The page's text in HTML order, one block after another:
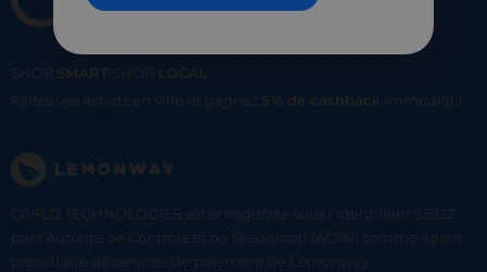
SHOP SMART SHOP
LOCAL
Faites vos achats en ville et gagnez 5% de cashback immediat !
CARLO TECHNOLOGIES est enregistrée sous l'identifiant 95922
par l’Autorité de Contrôle et de Résolution (ACPR) comme agent
prestataire de services de paiement de Lemonway